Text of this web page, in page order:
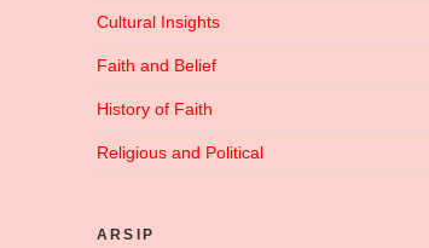
Cultural Insights
Faith and Belief
History of Faith
Religious and Political
ARSIP